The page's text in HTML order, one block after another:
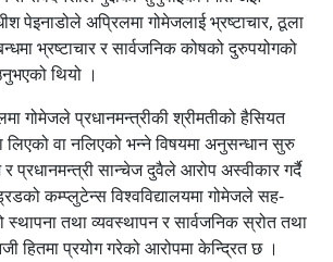
पेइनाडोले अप्रिलमा गोमेजलाई भ्रष्टाचार, ठूला
भ्रष्टाचार र सार्वजनिक कोषको दुरुपयोगको
थियो ।
गोमेजले प्रधानमन्त्रीकी श्रीमतीको हैसियत
लिएको वा नलिएको भन्ने विषयमा अनुसन्धान सुरु
प्रधानमन्त्री सान्चेज दुवैले आरोप अस्वीकार गर्दै
कम्प्लुटेन्स विश्वविद्यालयमा गोमेजले सह-
स्थापना तथा व्यवस्थापन र सार्वजनिक स्रोत तथा
हितमा प्रयोग गरेको आरोपमा केन्द्रित छ ।